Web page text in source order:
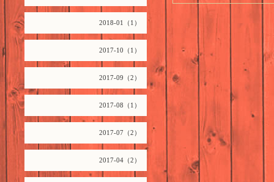
2018-01（1）
2017-10（1）
2017-09（2）
2017-08（1）
2017-07（2）
2017-04（2）